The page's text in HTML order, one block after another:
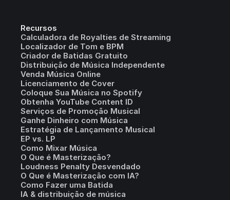
Recursos
Calculadora de Royalties de Streaming
Localizador de Tom e BPM
Criador de Batidas Gratuito
Distribuição de Música Independente
Venda Música Online
Licenciamento de Cover
Coloque Sua Música no Spotify
Obtenha YouTube Content ID
Serviços de Promoção Musical
Ganhe Dinheiro com Música
Estratégia de Lançamento Musical
EP vs. LP
Como Mixar Música
O Que é Masterização?
Loudness Penalty Desvendado
O Que é Masterização com IA?
Como Fazer uma Batida
IA & distribuição de música